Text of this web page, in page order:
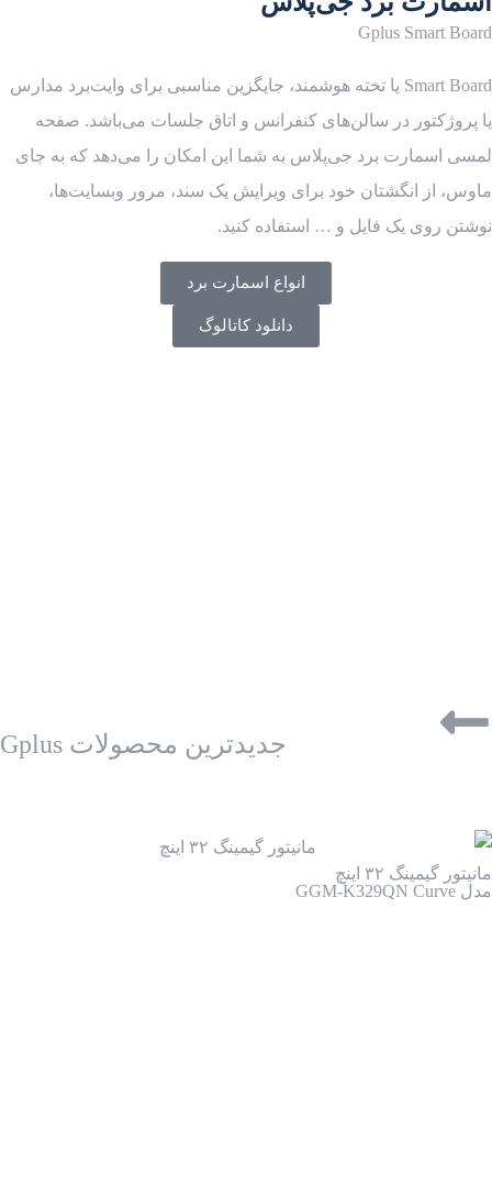
Gplus Smart Board
Smart Board یا تخته هوشمند، جایگزین مناسبی برای وایت‌برد مدارس
یا پروژکتور در سالن‌های کنفرانس و اتاق جلسات می‌باشد. صفحه
لمسی اسمارت برد جی‌پلاس به شما این امکان را می‌دهد که به جای
ماوس، از انگشتان خود برای ویرایش یک سند، مرور وبسایت‌ها،
نوشتن روی یک فایل و … استفاده کنید.
انواع اسمارت برد
دانلود کاتالوگ
جدیدترین محصولات Gplus
مانیتور گیمینگ ۳۲ اینچ
مدل GGM-K329QN Curve